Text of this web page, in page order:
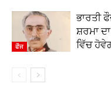
ਫੌਜ
ਭਾਰਤੀ
ਸ਼ਰਮਾ
ਵਿੱਚ